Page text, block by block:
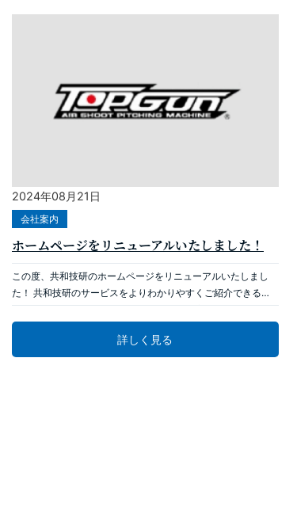
2024年08月21日
会社案内
ホームページをリニューアルいたしました！
この度、共和技研のホームページをリニューアルいたしまし
た！ 共和技研のサービスをよりわかりやすくご紹介できるサ
イトへとデザインを構成いたしました。 何卒、今後ともホー
ムページをご活用いただけますよう、宜しくお願い申し上げま
詳しく見る